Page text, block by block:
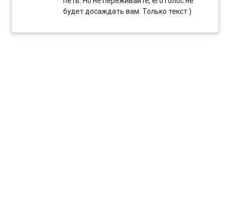
будет досаждать вам. Только текст )